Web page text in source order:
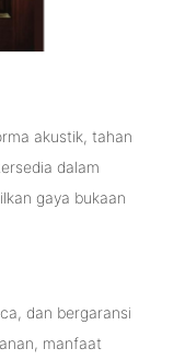
akustik, tahan
dalam
gaya bukaan
dan bergaransi
manfaat